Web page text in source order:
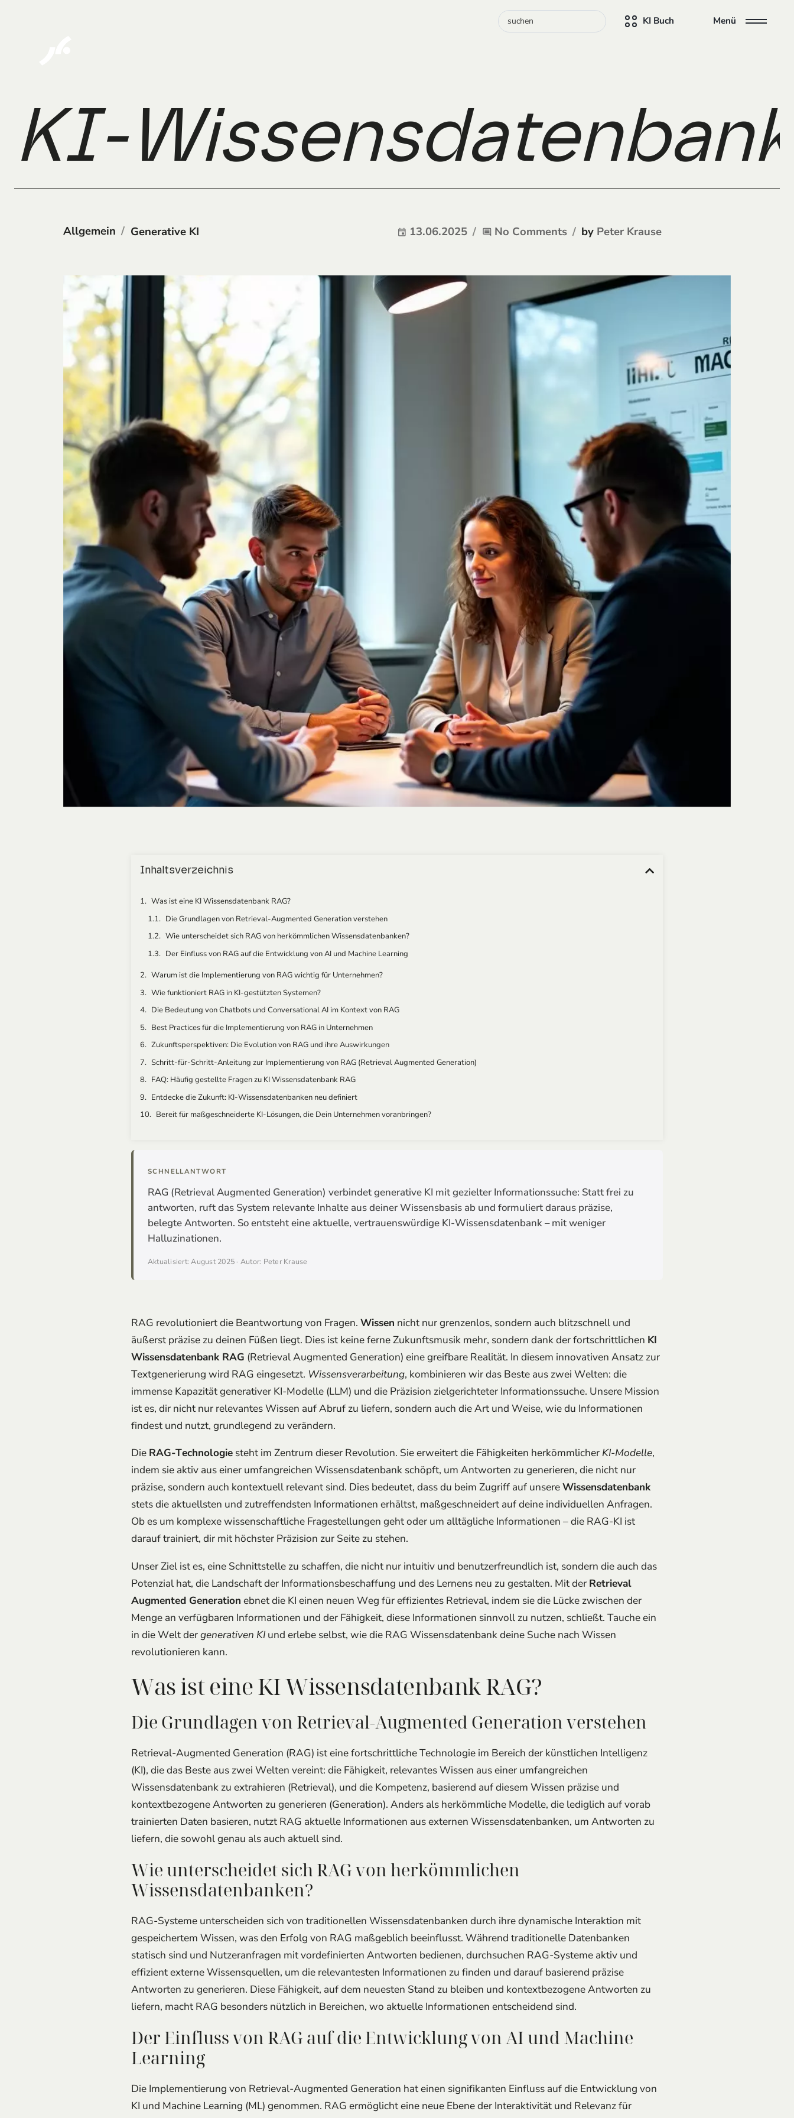
KI Buch Menü
KI-
Allgemein / Generative KI event 13.06.2025 comment No Comments by Peter Krause
Inhaltsverzeichnis
Was ist eine KI Wissensdatenbank RAG?
Die Grundlagen von Retrieval-Augmented Generation verstehen
Wie unterscheidet sich RAG von herkömmlichen Wissensdatenbanken?
Der Einfluss von RAG auf die Entwicklung von AI und Machine Learning
Warum ist die Implementierung von RAG wichtig für Unternehmen?
Wie funktioniert RAG in KI-gestützten Systemen?
Die Bedeutung von Chatbots und Conversational AI im Kontext von RAG
Best Practices für die Implementierung von RAG in Unternehmen
Zukunftsperspektiven: Die Evolution von RAG und ihre Auswirkungen
Schritt-für-Schritt-Anleitung zur Implementierung von RAG (Retrieval Augmented Generation)
FAQ: Häufig gestellte Fragen zu KI Wissensdatenbank RAG
Entdecke die Zukunft: KI-Wissensdatenbanken neu definiert
Bereit für maßgeschneiderte KI-Lösungen, die Dein Unternehmen voranbringen?
SCHNELLANTWORT
RAG (Retrieval Augmented Generation) verbindet generative KI mit gezielter Informationssuche: Statt frei zu
antworten, ruft das System relevante Inhalte aus deiner Wissensbasis ab und formuliert daraus präzise,
belegte Antworten. So entsteht eine aktuelle, vertrauenswürdige KI-Wissensdatenbank – mit weniger
Halluzinationen.
Aktualisiert: August 2025 · Autor: Peter Krause
RAG revolutioniert die Beantwortung von Fragen. Wissen nicht nur grenzenlos, sondern auch blitzschnell und
äußerst präzise zu deinen Füßen liegt. Dies ist keine ferne Zukunftsmusik mehr, sondern dank der fortschrittlichen KI
Wissensdatenbank RAG (Retrieval Augmented Generation) eine greifbare Realität. In diesem innovativen Ansatz zur
Textgenerierung wird RAG eingesetzt. Wissensverarbeitung, kombinieren wir das Beste aus zwei Welten: die
immense Kapazität generativer KI-Modelle (LLM) und die Präzision zielgerichteter Informationssuche. Unsere Mission
ist es, dir nicht nur relevantes Wissen auf Abruf zu liefern, sondern auch die Art und Weise, wie du Informationen
findest und nutzt, grundlegend zu verändern.
Die RAG-Technologie steht im Zentrum dieser Revolution. Sie erweitert die Fähigkeiten herkömmlicher KI-Modelle,
indem sie aktiv aus einer umfangreichen Wissensdatenbank schöpft, um Antworten zu generieren, die nicht nur
präzise, sondern auch kontextuell relevant sind. Dies bedeutet, dass du beim Zugriff auf unsereWissensdatenbank
stets die aktuellsten und zutreffendsten Informationen erhältst, maßgeschneidert auf deine individuellen Anfragen.
Ob es um komplexe wissenschaftliche Fragestellungen geht oder um alltägliche Informationen – die RAG-KI ist
darauf trainiert, dir mit höchster Präzision zur Seite zu stehen.
Unser Ziel ist es, eine Schnittstelle zu schaffen, die nicht nur intuitiv und benutzerfreundlich ist, sondern die auch das
Potenzial hat, die Landschaft der Informationsbeschaffung und des Lernens neu zu gestalten. Mit der Retrieval
Augmented Generation ebnet die KI einen neuen Weg für effizientes Retrieval, indem sie die Lücke zwischen der
Menge an verfügbaren Informationen und der Fähigkeit, diese Informationen sinnvoll zu nutzen, schließt. Tauche ein
in die Welt dergenerativen KI und erlebe selbst, wie die RAG Wissensdatenbank deine Suche nach Wissen
revolutionieren kann.
Was ist eine KI Wissensdatenbank RAG?
Die Grundlagen von Retrieval-Augmented Generation verstehen
Retrieval-Augmented Generation (RAG) ist eine fortschrittliche Technologie im Bereich der künstlichen Intelligenz
(KI), die das Beste aus zwei Welten vereint: die Fähigkeit, relevantes Wissen aus einer umfangreichen
Wissensdatenbank zu extrahieren (Retrieval), und die Kompetenz, basierend auf diesem Wissen präzise und
kontextbezogene Antworten zu generieren (Generation). Anders als herkömmliche Modelle, die lediglich auf vorab
trainierten Daten basieren, nutzt RAG aktuelle Informationen aus externen Wissensdatenbanken, um Antworten zu
liefern, die sowohl genau als auch aktuell sind.
Wie unterscheidet sich RAG von herkömmlichen
Wissensdatenbanken?
RAG-Systeme unterscheiden sich von traditionellen Wissensdatenbanken durch ihre dynamische Interaktion mit
gespeichertem Wissen, was den Erfolg von RAG maßgeblich beeinflusst. Während traditionelle Datenbanken
statisch sind und Nutzeranfragen mit vordefinierten Antworten bedienen, durchsuchen RAG-Systeme aktiv und
effizient externe Wissensquellen, um die relevantesten Informationen zu finden und darauf basierend präzise
Antworten zu generieren. Diese Fähigkeit, auf dem neuesten Stand zu bleiben und kontextbezogene Antworten zu
liefern, macht RAG besonders nützlich in Bereichen, wo aktuelle Informationen entscheidend sind.
Der Einfluss von RAG auf die Entwicklung von AI und Machine
Learning
Die Implementierung von Retrieval-Augmented Generation hat einen signifikanten Einfluss auf die Entwicklung von
KI und Machine Learning (ML) genommen. RAG ermöglicht eine neue Ebene der Interaktivität und Relevanz für